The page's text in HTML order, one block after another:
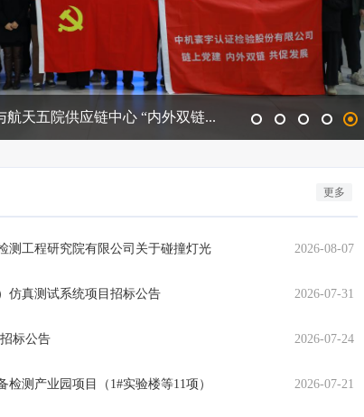
航天五院供应链中心 “内外双链...
更多
测工程研究院有限公司关于碰撞灯光 2026-08-07
仿真测试系统项目招标公告 2026-07-31
标公告 2026-07-24
检测产业园项目（1#实验楼等11项） 2026-07-21